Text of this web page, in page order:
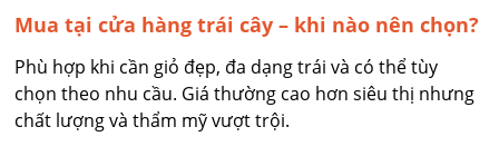
Mua tại cửa hàng trái cây – khi nào nên chọn?
Phù hợp khi cần giỏ đẹp, đa dạng trái và có thể tùy
chọn theo nhu cầu. Giá thường cao hơn siêu thị nhưng
chất lượng và thẩm mỹ vượt trội.